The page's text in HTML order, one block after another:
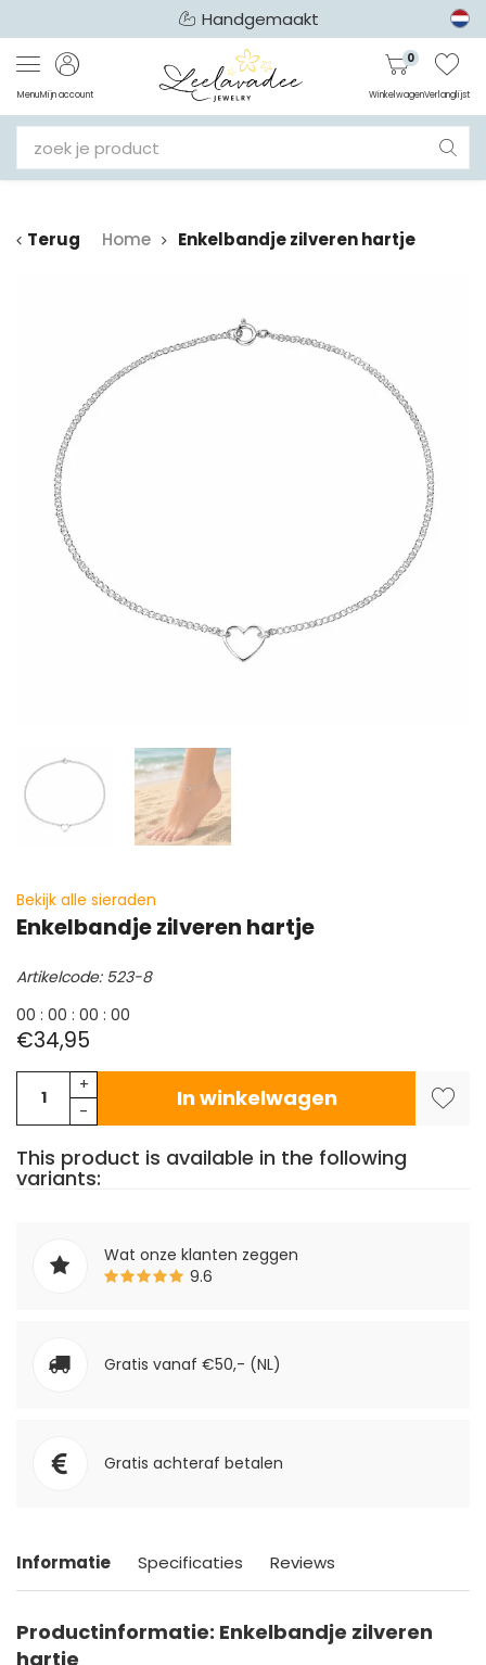
Handgemaakt
MenuMijn account
0
WinkelwagenVerlanglijst
Terug Home Enkelbandje zilveren hartje
Bekijk alle sieraden
Enkelbandje zilveren hartje
Artikelcode: 523-8
00 : 00 : 00 : 00
€34,95
+
-
In winkelwagen
This product is available in the following
variants:
Wat onze klanten zeggen
9.6
Gratis vanaf €50,- (NL)
Gratis achteraf betalen
Informatie Specificaties Reviews
Productinformatie: Enkelbandje zilveren
hartje